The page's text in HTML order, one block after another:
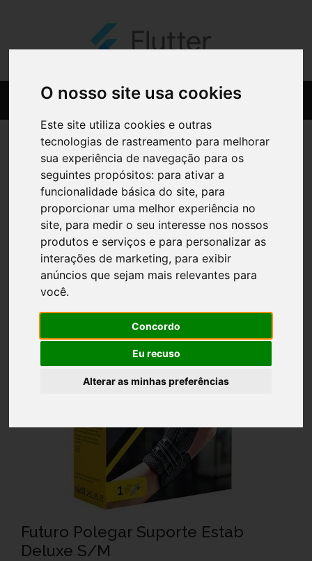
O nosso site usa cookies
Este site utiliza cookies e outras
tecnologias de rastreamento para melhorar
sua experiência de navegação para os
seguintes propósitos: para ativar a
funcionalidade básica do site, para
proporcionar uma melhor experiência no
site, para medir o seu interesse nos nossos
produtos e serviços e para personalizar as
interações de marketing, para exibir
anúncios que sejam mais relevantes para
você.
Concordo
Eu recuso
Alterar as minhas preferências
Futuro Polegar Suporte Estab
Deluxe S/M